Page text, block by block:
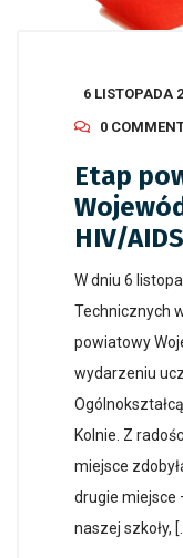
6 LISTOPADA
0
Etap
HIV/AIDS
W dniu 6
Technicznych
powiatowy
wydarzeniu
Kolnie. Z
miejsce
drugie miejsce
naszej szkoły,